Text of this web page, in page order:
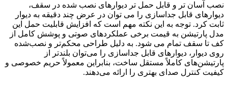
نصب آسان تر و قابل حمل تر دیوارهای نصب شده در سقف،
دیوارهای قابل جداسازی را می توان در عرض چند دقیقه به دیوار
ثابت کرد. توجه به این نکته مهم است که افزایش قابلیت حمل این
مدل پارتیشن به قیمت برخی عملکردهای صوتی و پوشش کامل از
کف تا سقف تمام می شود. به دلیل طراحی محکم‌تر و نصب‌شده
روی دیوار، دیوارهای قابل جداسازی را می‌توان بلندتر از
پارتیشن‌های کاملاً مستقل ساخت، بنابراین معمولاً حریم خصوصی و
کیفیت کنترل صدای بهتری را ارائه می‌دهند.